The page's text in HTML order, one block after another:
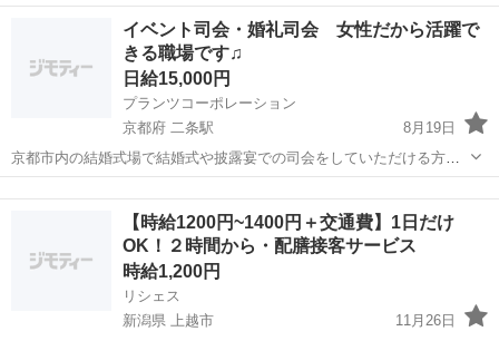
ている船舶上でのウエディングプランナーのお仕事です! ホテル・旅行
会社などでの営業経験のある方、大歓迎です♪ 週5日勤務のシフト制(毎
週水曜日定休日)、賞与は年...
浜松町駅 結婚式場
イベント司会・婚礼司会 女性だから活躍で
きる職場です♫
日給15,000円
プランツコーポレーション
京都府 二条駅
8月19日
京都市内の結婚式場で結婚式や披露宴での司会をしていただける方を
募集いたします。 土日祝中心の１回２～3時間程(入り時間1時間前)の
やりがいある仕事です。 仕事内容：結婚式や披露宴における司会進行
勤務先：京都・滋賀...【時給1200円~1400円＋交通費】1日だけ
OK！２時間から・配膳接客サービス
時給1,200円
リシェス
新潟県 上越市
11月26日